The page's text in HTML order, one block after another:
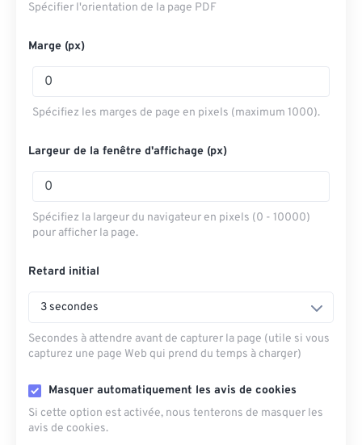
Spécifier l'orientation de la page PDF
Marge (px)
Spécifiez les marges de page en pixels (maximum 1000).
Largeur de la fenêtre d'affichage (px)
Spécifiez la largeur du navigateur en pixels (0 - 10000)
pour afficher la page.
Retard initial
3 secondes
Secondes à attendre avant de capturer la page (utile si vous
capturez une page Web qui prend du temps à charger)
Masquer automatiquement les avis de cookies
Si cette option est activée, nous tenterons de masquer les
avis de cookies.